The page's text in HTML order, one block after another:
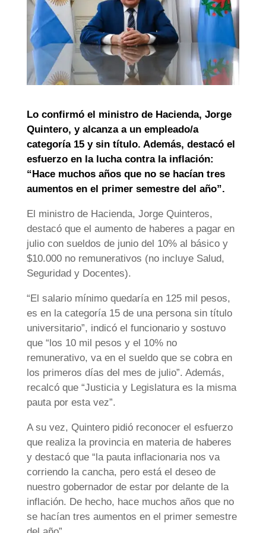
Lo confirmó el ministro de Hacienda, Jorge
Quintero, y alcanza a un empleado/a
categoría 15 y sin título. Además, destacó el
esfuerzo en la lucha contra la inflación:
“Hace muchos años que no se hacían tres
aumentos en el primer semestre del año”.
El ministro de Hacienda, Jorge Quinteros,
destacó que el aumento de haberes a pagar en
julio con sueldos de junio del 10% al básico y
$10.000 no remunerativos (no incluye Salud,
Seguridad y Docentes).
“El salario mínimo quedaría en 125 mil pesos,
es en la categoría 15 de una persona sin título
universitario”, indicó el funcionario y sostuvo
que “los 10 mil pesos y el 10% no
remunerativo, va en el sueldo que se cobra en
los primeros días del mes de julio”. Además,
recalcó que “Justicia y Legislatura es la misma
pauta por esta vez”.
A su vez, Quintero pidió reconocer el esfuerzo
que realiza la provincia en materia de haberes
y destacó que “la pauta inflacionaria nos va
corriendo la cancha, pero está el deseo de
nuestro gobernador de estar por delante de la
inflación. De hecho, hace muchos años que no
se hacían tres aumentos en el primer semestre